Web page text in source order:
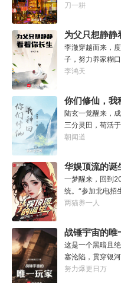
接打穿了两岸三
刀一耕
为父只想静静
长生
李澈穿越而来，
子，努力养家糊
生不再平凡。……
无灾，获得道果
【棋圣】女儿四
大一岁，他便可
澈有了一个朴实
父只想……从老婆
间。
李鸿天
你们修仙，我
陆玄一觉醒来，
三分灵田，苟活
自己便能得到额
焰丹丹方一张。
行界风起云涌，
缘，得法宝……通
朝闻道
华娱顶流的诞
一梦醒来，回到
统。“参加北电招
姐邀请，发疯苦
想窒息，带资进
顶周票房冠军，
么是顶流？永争
房，无敌的收视
存，真实不做作
两猫养一人
战锤宇宙的唯
这是一个黑暗且
塞沦陷，贯穿银
代降临。人类的
努力爆更日万